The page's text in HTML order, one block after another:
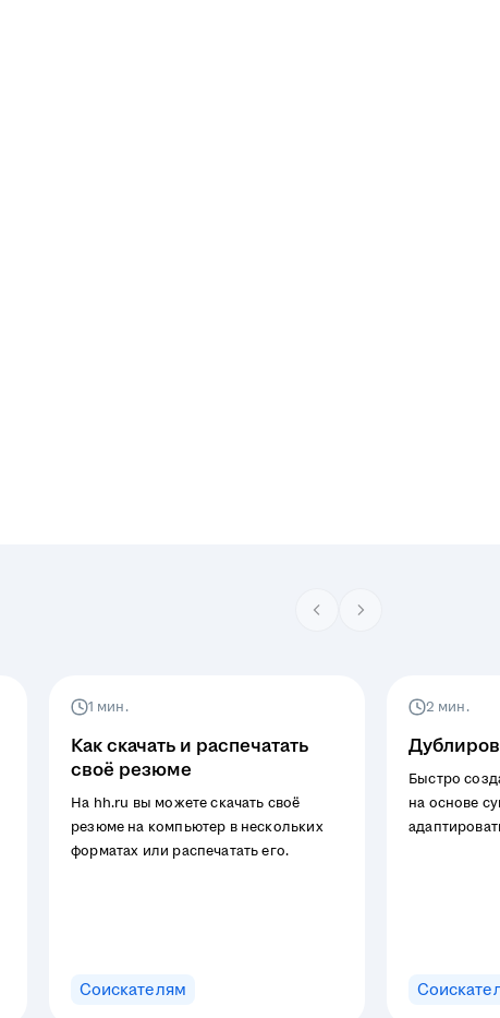
1 мин.
Как скачать и распечатать
своё резюме
На hh.ru вы можете скачать своё
резюме на компьютер в нескольких
форматах или распечатать его.
Соискателям
2 мин.
Быстро
на основе